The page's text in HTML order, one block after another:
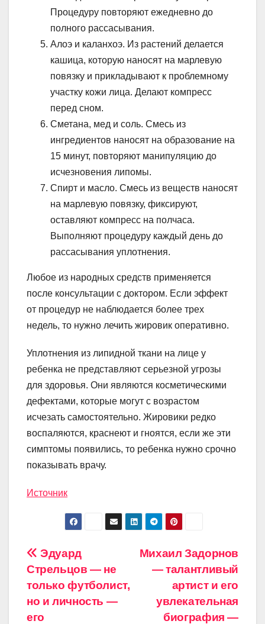
Процедуру повторяют ежедневно до
полного рассасывания.
Алоэ и каланхоэ. Из растений делается
кашица, которую наносят на марлевую
повязку и прикладывают к проблемному
участку кожи лица. Делают компресс
перед сном.
Сметана, мед и соль. Смесь из
ингредиентов наносят на образование на
15 минут, повторяют манипуляцию до
исчезновения липомы.
Спирт и масло. Смесь из веществ наносят
на марлевую повязку, фиксируют,
оставляют компресс на полчаса.
Выполняют процедуру каждый день до
рассасывания уплотнения.
Любое из народных средств применяется
после консультации с доктором. Если эффект
от процедур не наблюдается более трех
недель, то нужно лечить жировик оперативно.
Уплотнения из липидной ткани на лице у
ребенка не представляют серьезной угрозы
для здоровья. Они являются косметическими
дефектами, которые могут с возрастом
исчезать самостоятельно. Жировики редко
воспаляются, краснеют и гноятся, если же эти
симптомы появились, то ребенка нужно срочно
показывать врачу.
Источник
Навигация
по
записям
Михаил Задорнов
— талантливый
артист и его
увлекательная
биография —
Эдуард
Стрельцов — не
только футболист,
но и личность —
его